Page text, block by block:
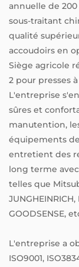
annuelle de
sous-traitant
qualité
accoudoirs en
Siège agricole
2 pour presses
L'entreprise
sûres et
manutention,
équipements
entretient des
long terme
telles que
GOODSENSE,
L'entreprise a
ISO9001,